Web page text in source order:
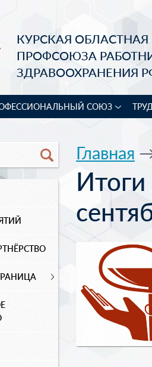
КУРСКАЯ
ПРОФСОЮЗА
ЗДРАВООХРАНЕНИЯ
СОЮЗ
Главная